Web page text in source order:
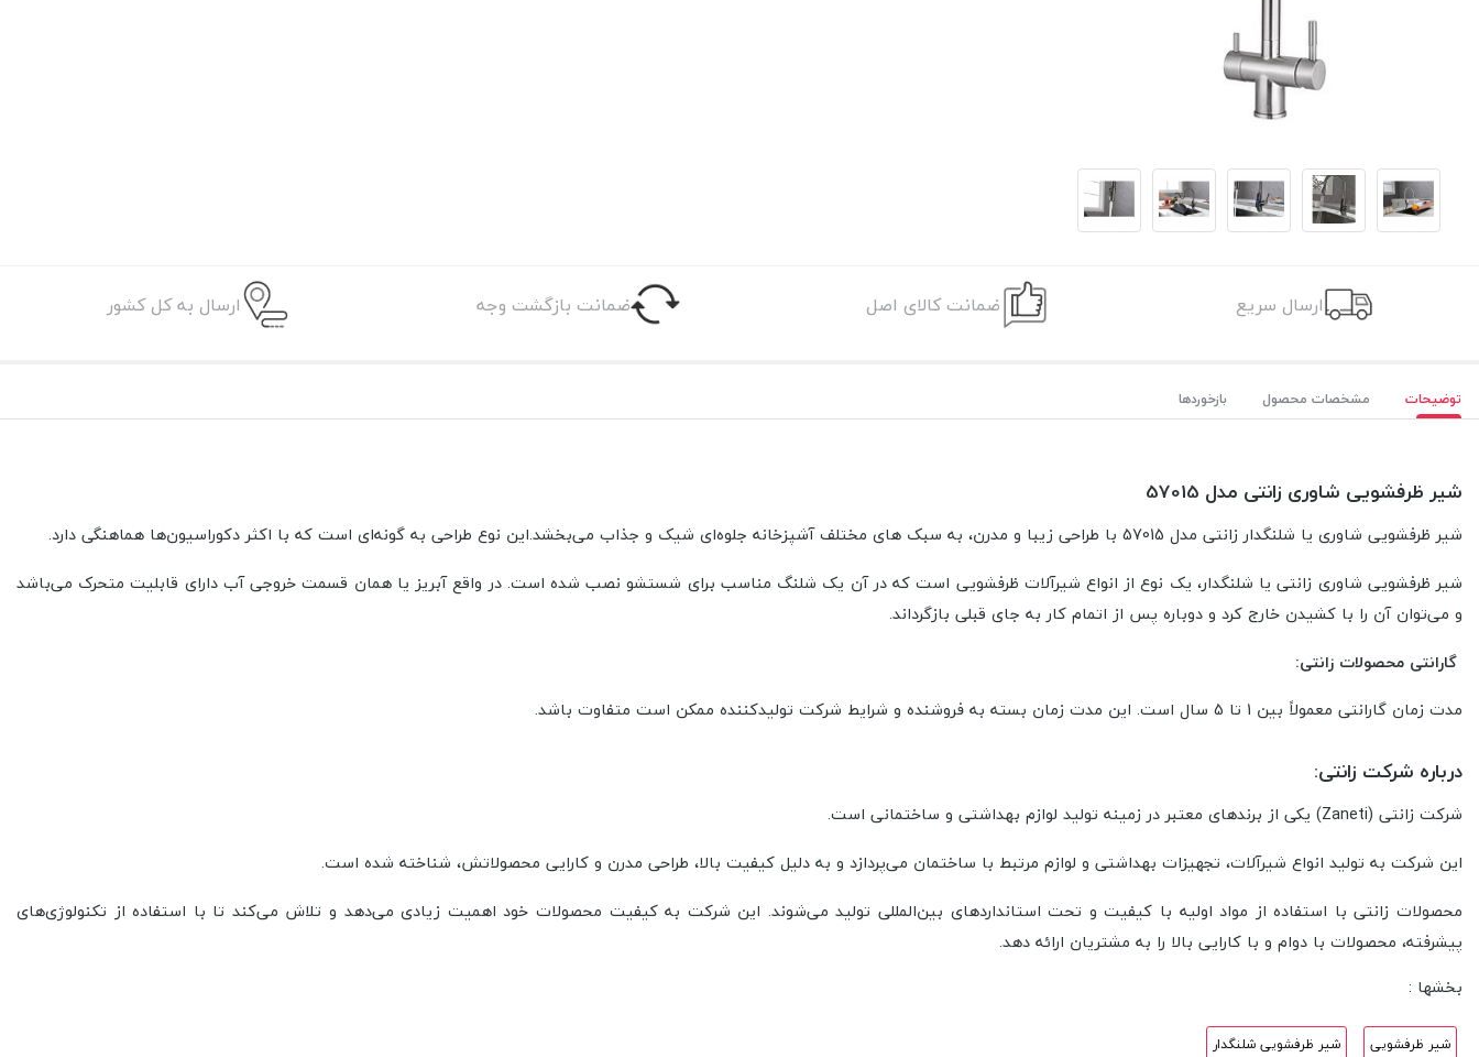
ارسال سریع ضمانت کالای اصل ضمانت بازگشت وجه ارسال به کل کشور
توضیحات مشخصات محصول بازخوردها
شیر ظرفشویی شاوری زانتی مدل 57015
شیر ظرفشویی شاوری یا شلنگدار زانتی مدل 57015 با طراحی زیبا و مدرن، به سبک های مختلف آشپزخانه‌ جلوه‌ای شیک و جذاب می‌بخشد.این نوع طراحی به گونه‌ای است که با اکثر دکوراسیون‌ها هماهنگی دارد.
شیر ظرفشویی شاوری زانتی یا شلنگدار، یک نوع از انواع شیرآلات ظرفشویی است که در آن یک شلنگ مناسب برای شستشو نصب شده است. در واقع آبریز یا همان قسمت خروجی آب دارای قابلیت متحرک می‌باشد
و می‌توان آن را با کشیدن خارج کرد و دوباره پس از اتمام کار به جای قبلی بازگرداند.
گارانتی محصولات زانتی:
مدت زمان گارانتی معمولاً بین 1 تا 5 سال است. این مدت زمان بسته به فروشنده و شرایط شرکت تولیدکننده ممکن است متفاوت باشد.
درباره شرکت زانتی:
شرکت زانتی (Zaneti) یکی از برندهای معتبر در زمینه تولید لوازم بهداشتی و ساختمانی است.
این شرکت به تولید انواع شیرآلات، تجهیزات بهداشتی و لوازم مرتبط با ساختمان می‌پردازد و به دلیل کیفیت بالا، طراحی مدرن و کارایی محصولاتش، شناخته شده است.
محصولات زانتی با استفاده از مواد اولیه با کیفیت و تحت استانداردهای بین‌المللی تولید می‌شوند. این شرکت به کیفیت محصولات خود اهمیت زیادی می‌دهد و تلاش می‌کند تا با استفاده از تکنولوژی‌های
پیشرفته، محصولات با دوام و با کارایی بالا را به مشتریان ارائه دهد.
بخشها :
شیر ظرفشویی شیر ظرفشویی شلنگدار